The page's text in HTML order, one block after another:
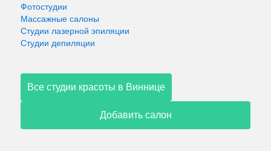
Фотостудии
Массажные салоны
Студии лазерной эпиляции
Студии депиляции
Все студии красоты в Виннице
Добавить салон